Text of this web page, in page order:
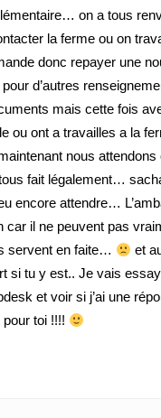
on a tous
la ferme ou on
donc repayer une
d’autres
mais cette fois
ou ont a travailles a la
nous
fait légalement…
encore attendre…
car il ne peuvent pas
servent en faite…
et
si tu y est.. Je vais
et voir si j’ai une
toi !!!!